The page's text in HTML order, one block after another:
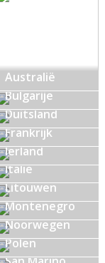
Australië
Bulgarije
Duitsland
Frankrijk
Ierland
Italië
Litouwen
Montenegro
Noorwegen
Polen